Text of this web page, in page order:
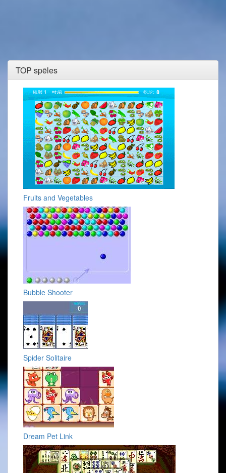
TOP spēles
Fruits and Vegetables
Bubble Shooter
Spider Solitaire
Dream Pet Link